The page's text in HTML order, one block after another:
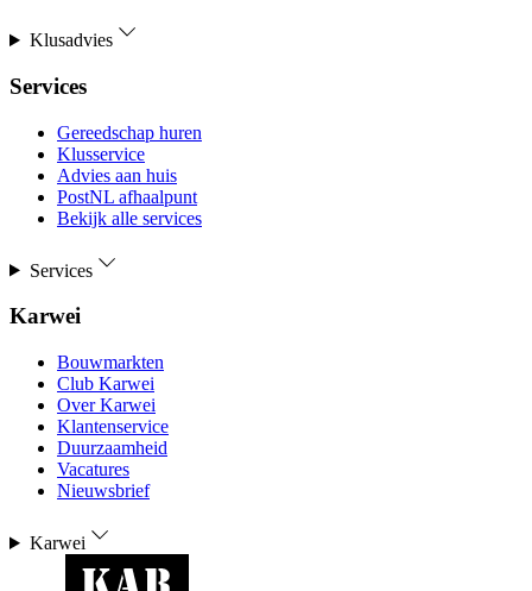
Klusadvies
Services
Gereedschap huren
Klusservice
Advies aan huis
PostNL afhaalpunt
Bekijk alle services
Services
Karwei
Bouwmarkten
Club Karwei
Over Karwei
Klantenservice
Duurzaamheid
Vacatures
Nieuwsbrief
Karwei